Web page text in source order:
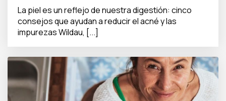
La piel es un reflejo de nuestra digestión: cinco
consejos que ayudan a reducir el acné y las
impurezas Wildau, [...]